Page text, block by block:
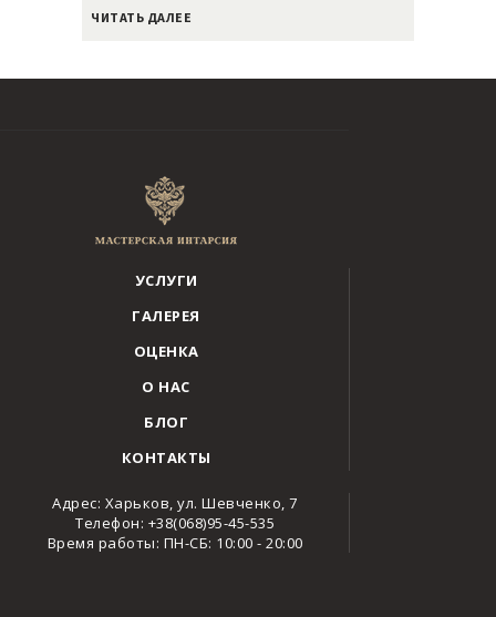
ЧИТАТЬ ДАЛЕЕ
УСЛУГИ
ГАЛЕРЕЯ
ОЦЕНКА
О НАС
БЛОГ
КОНТАКТЫ
Адрес: Харьков, ул. Шевченко, 7
Телефон: +38(068)95-45-535
Время работы: ПН-СБ: 10:00 - 20:00